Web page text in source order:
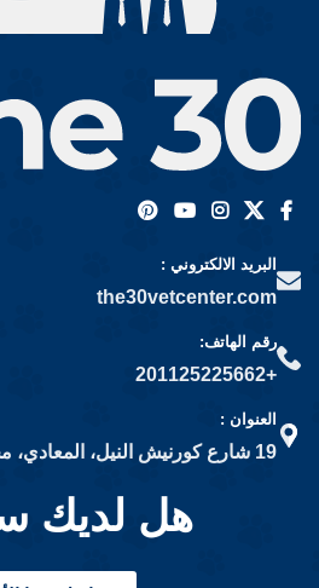
البريد الالكتروني :
the30vetcenter.com
رقم الهاتف:
+201125225662
العنوان :
19 شارع كورنيش النيل، المعادي، محافظة القاهرة
هل لديك